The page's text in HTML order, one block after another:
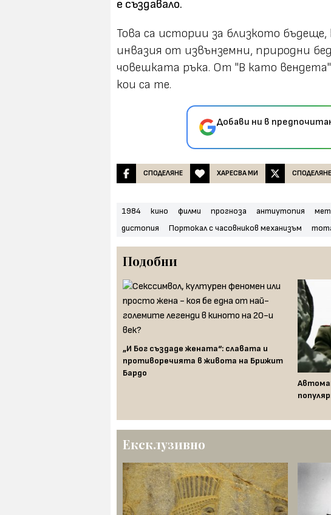
е създавало.
Това са истории за близкото
инвазия от извънземни, природни
човешката ръка. От "В като
кои са те.
Добави ни в
СПОДЕЛЯНЕ ХАРЕСВА МИ СПОДЕЛЯНЕ
1984 кино филми прогноза антиутопия
дистопия
Портокал с часовников механизъм
Подобни
„И Бог създаде жената“: славата и
противоречията в живота на Брижит
Бардо
Ексклузивно